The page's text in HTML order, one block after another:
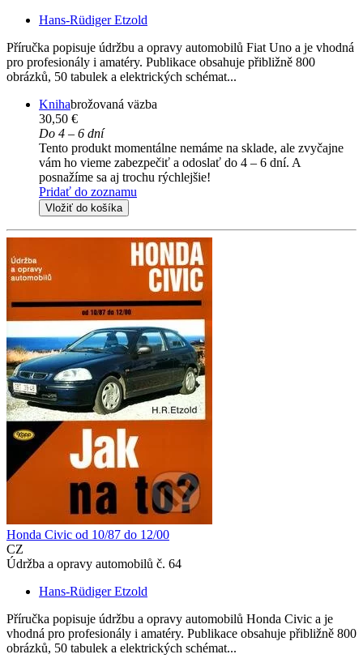
Hans-Rüdiger Etzold
Příručka popisuje údržbu a opravy automobilů Fiat Uno a je vhodná
pro profesionály i amatéry. Publikace obsahuje přibližně 800
obrázků, 50 tabulek a elektrických schémat...
Knihabrožovaná väzba
30,50 €
Do 4 – 6 dní
Tento produkt momentálne nemáme na sklade, ale zvyčajne
vám ho vieme zabezpečiť a odoslať do 4 – 6 dní. A
posnažíme sa aj trochu rýchlejšie!
Pridať do zoznamu
Vložiť do košíka
Honda Civic od 10/87 do 12/00
CZ
Údržba a opravy automobilů č. 64
Hans-Rüdiger Etzold
Příručka popisuje údržbu a opravy automobilů Honda Civic a je
vhodná pro profesionály i amatéry. Publikace obsahuje přibližně 800
obrázků, 50 tabulek a elektrických schémat...